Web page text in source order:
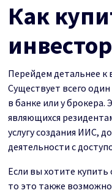
Как
Перейдем детальнее к
Существует всего
в банке или у брокера.
являющихся
услугу создания ИИС,
деятельности с
Если вы хотите купить
то это также